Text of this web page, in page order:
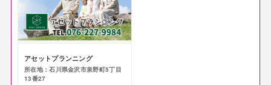
アセットプランニング
所在地：石川県金沢市泉野町5丁目
13番27